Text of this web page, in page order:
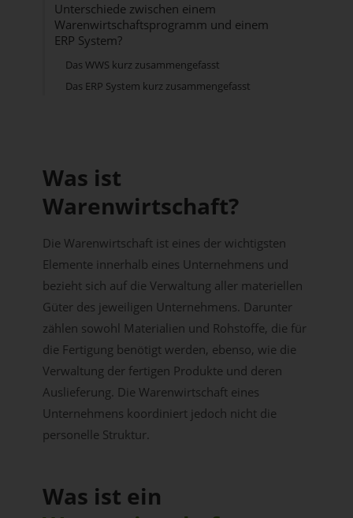
Unterschiede zwischen einem
Warenwirtschaftsprogramm und einem
ERP System?
Das WWS kurz zusammengefasst
Das ERP System kurz zusammengefasst
Was ist
Warenwirtschaft?
Die Warenwirtschaft ist eines der wichtigsten
Elemente innerhalb eines Unternehmens und
bezieht sich auf die Verwaltung aller materiellen
Güter des jeweiligen Unternehmens. Darunter
zählen sowohl Materialien und Rohstoffe, die für
die Fertigung benötigt werden, ebenso, wie die
Verwaltung der fertigen Produkte und deren
Auslieferung. Die Warenwirtschaft eines
Unternehmens koordiniert jedoch nicht die
personelle Struktur.
Was ist ein